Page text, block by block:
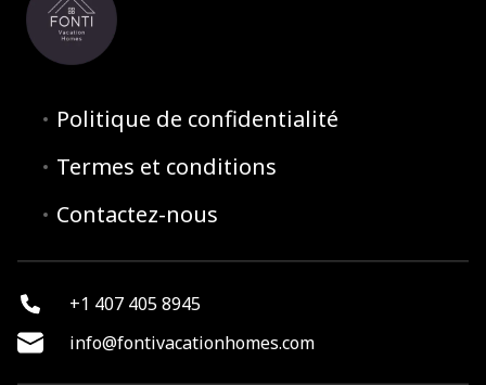
Politique de confidentialité
Termes et conditions
Contactez-nous
+1 407 405 8945
info@fontivacationhomes.com